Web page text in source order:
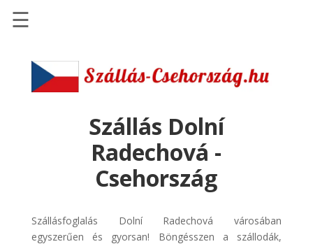
Szállások
Szállásinfo.eu
Repülőjegy
pénzvisszatérítéssel
Discover
Cars
☰
Szállás Dolní
Radechová -
Csehország
Szállásfoglalás Dolní Radechová városában
egyszerűen és gyorsan! Böngésszen a szállodák,